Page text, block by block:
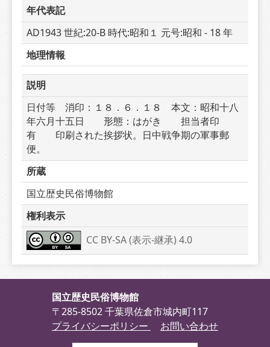
年代表記
AD1943 世紀:20-B 時代:昭和１ 元号:昭和 - 18 年
地理情報
説明
日付等　消印：１８．６．１８　本文：昭和十八
年六月十五日　　形態：はがき　　担当者印
有　　印刷された挨拶状。日中戦争期の軍事郵
便。
所蔵
国立歴史民俗博物館
権利表示
CC BY-SA (表示-継承) 4.0
国立歴史民俗博物館
〒285-8502 千葉県佐倉市城内町117
プライバシーポリシー
お問い合わせ